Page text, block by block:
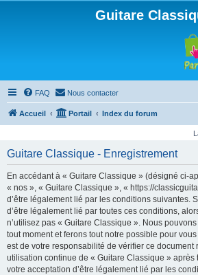
Guitare
FAQ Nous contacter
Accueil Portail Index du forum
Guitare Classique - Enregistrement
En accédant à « Guitare Classique » (désigné ci-
« nos », « Guitare Classique », « https://
d’être légalement lié par les conditions suivantes.
d’être légalement lié par toutes ces conditions,
n’utilisez pas « Guitare Classique ». Nous
tout moment et ferons tout notre possible pour
est de votre responsabilité de vérifier ce document
utilisation continue de « Guitare Classique » après
votre acceptation d’être légalement lié par les